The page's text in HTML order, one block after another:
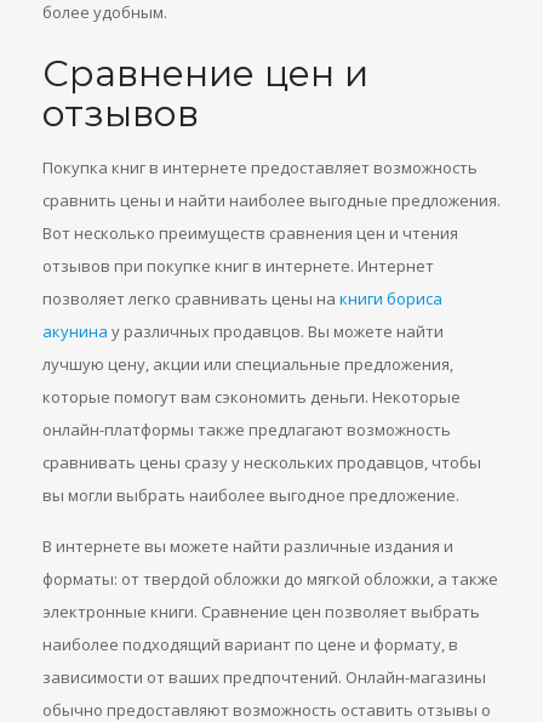
более удобным.
Сравнение цен и
отзывов
Покупка книг в интернете предоставляет возможность
сравнить цены и найти наиболее выгодные предложения.
Вот несколько преимуществ сравнения цен и чтения
отзывов при покупке книг в интернете. Интернет
позволяет легко сравнивать цены на книги бориса
акунина у различных продавцов. Вы можете найти
лучшую цену, акции или специальные предложения,
которые помогут вам сэкономить деньги. Некоторые
онлайн-платформы также предлагают возможность
сравнивать цены сразу у нескольких продавцов, чтобы
вы могли выбрать наиболее выгодное предложение.
В интернете вы можете найти различные издания и
форматы: от твердой обложки до мягкой обложки, а также
электронные книги. Сравнение цен позволяет выбрать
наиболее подходящий вариант по цене и формату, в
зависимости от ваших предпочтений. Онлайн-магазины
обычно предоставляют возможность оставить отзывы о